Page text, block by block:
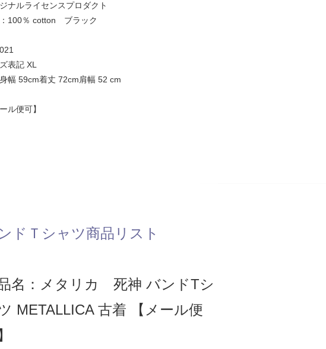
ナルライセンスプロダクト
100％ cotton ブラック
表記 XL
幅 59cm着丈 72cm肩幅 52 cm
ル便可】
ドＴシャツ商品リスト
名：メタリカ 死神 バンドTシ
METALLICA 古着 【メール便